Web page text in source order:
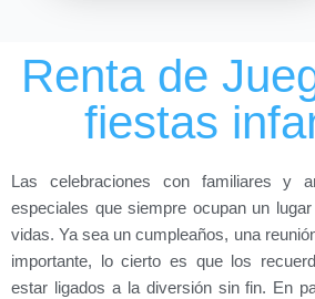
Renta de
fiestas
Las celebraciones con familiares y
especiales que siempre ocupan un
vidas. Ya sea un cumpleaños, una
importante, lo cierto es que los
estar ligados a la diversión sin fin. En